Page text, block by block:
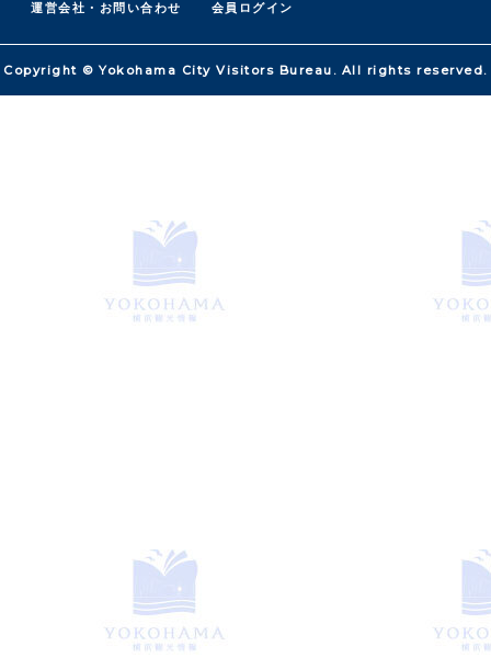
運営会社・お問い合わせ 会員ログイン
Copyright © Yokohama City Visitors Bureau. All rights reserved.